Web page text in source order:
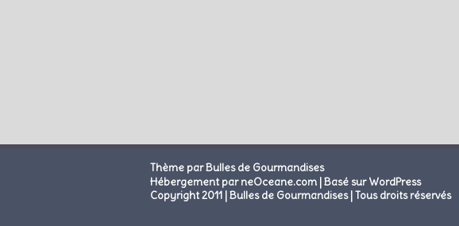
Thème par Bulles de Gourmandises
Hébergement par neOceane.com |Basé sur WordPress
Copyright 2011 | Bulles de Gourmandises | Tous droits réservés